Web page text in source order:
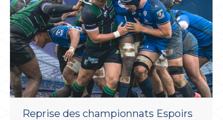
Reprise des championnats Espoirs